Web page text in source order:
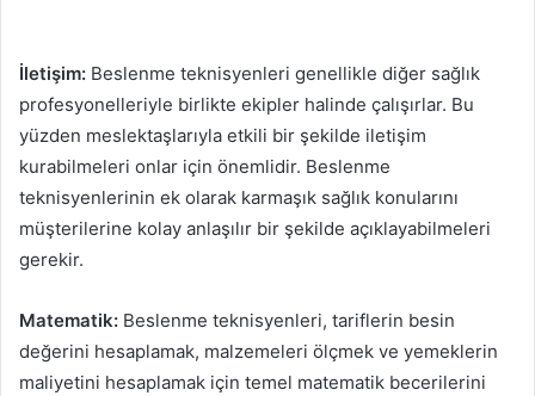
İletişim: Beslenme teknisyenleri genellikle diğer sağlık
profesyonelleriyle birlikte ekipler halinde çalışırlar. Bu
yüzden meslektaşlarıyla etkili bir şekilde iletişim
kurabilmeleri onlar için önemlidir. Beslenme
teknisyenlerinin ek olarak karmaşık sağlık konularını
müşterilerine kolay anlaşılır bir şekilde açıklayabilmeleri
gerekir.
Matematik: Beslenme teknisyenleri, tariflerin besin
değerini hesaplamak, malzemeleri ölçmek ve yemeklerin
maliyetini hesaplamak için temel matematik becerilerini